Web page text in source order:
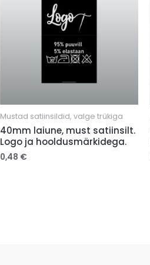
Mustad satiinsildid, valge trükiga
40mm laiune, must satiinsilt.
Logo ja hooldusmärkidega.
0,48 €